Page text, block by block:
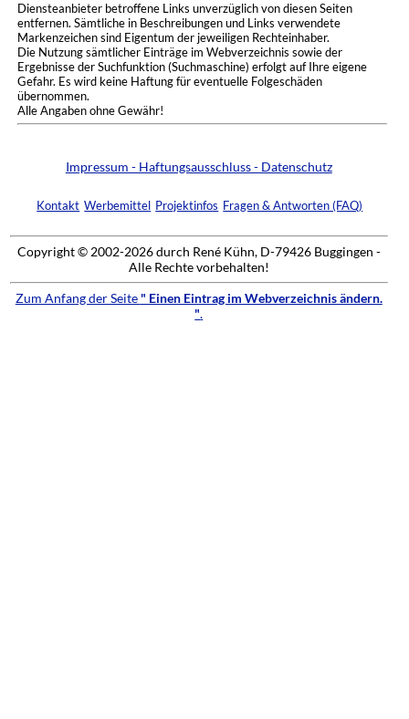
Diensteanbieter betroffene Links unverzüglich von diesen Seiten
entfernen. Sämtliche in Beschreibungen und Links verwendete
Markenzeichen sind Eigentum der jeweiligen Rechteinhaber.
Die Nutzung sämtlicher Einträge im Webverzeichnis sowie der
Ergebnisse der Suchfunktion (Suchmaschine) erfolgt auf Ihre eigene
Gefahr. Es wird keine Haftung für eventuelle Folgeschäden
übernommen.
Alle Angaben ohne Gewähr!
Impressum - Haftungsausschluss - Datenschutz
Kontakt Werbemittel Projektinfos Fragen & Antworten (FAQ)
Copyright © 2002-2026 durch René Kühn, D-79426 Buggingen -
Alle Rechte vorbehalten!
Zum Anfang der Seite " Einen Eintrag im Webverzeichnis ändern.
".